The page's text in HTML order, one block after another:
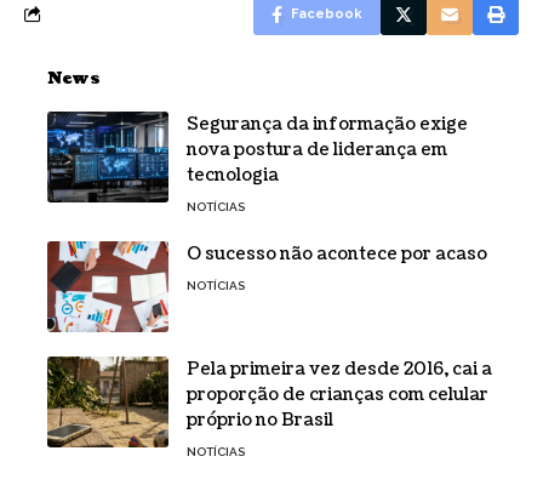
Facebook
News
Segurança da informação exige
nova postura de liderança em
tecnologia
NOTÍCIAS
O sucesso não acontece por acaso
NOTÍCIAS
Pela primeira vez desde 2016, cai a
proporção de crianças com celular
próprio no Brasil
NOTÍCIAS